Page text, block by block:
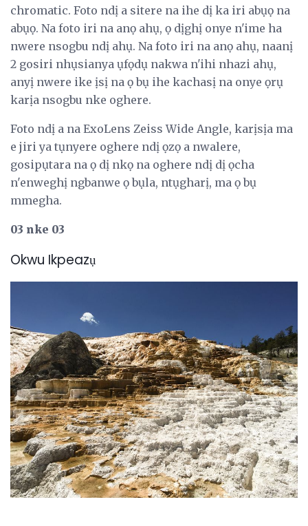
chromatic. Foto ndị a sitere na ihe dị ka iri abụọ na
abụọ. Na foto iri na anọ ahụ, ọ dịghị onye n'ime ha
nwere nsogbu ndị ahụ. Na foto iri na anọ ahụ, naanị
2 gosiri nhụsianya ụfọdụ nakwa n'ihi nhazi ahụ,
anyị nwere ike ịsị na ọ bụ ihe kachasị na onye ọrụ
karịa nsogbu nke oghere.
Foto ndị a na ExoLens Zeiss Wide Angle, karịsịa ma
e jiri ya tụnyere oghere ndị ọzọ a nwalere,
gosipụtara na ọ dị nkọ na oghere ndị dị ọcha
n'enweghị ngbanwe ọ bụla, ntụgharị, ma ọ bụ
mmegha.
03 nke 03
Okwu Ikpeazụ